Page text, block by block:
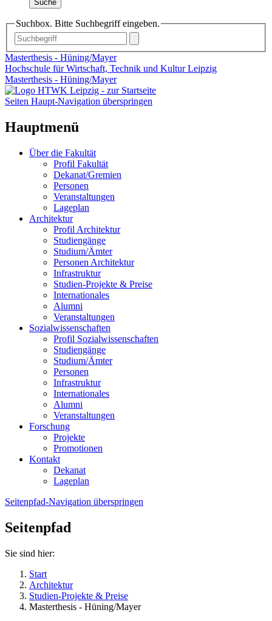
Suche
Suchbox. Bitte Suchbegriff eingeben.
Masterthesis - Hüning/Mayer
Hochschule für Wirtschaft, Technik und Kultur Leipzig
Masterthesis - Hüning/Mayer
Seiten Haupt-Navigation überspringen
Hauptmenü
Über die Fakultät
Profil Fakultät
Dekanat/Gremien
Personen
Veranstaltungen
Lageplan
Architektur
Profil Architektur
Studiengänge
Studium/Ämter
Personen Architektur
Infrastruktur
Studien-Projekte & Preise
Internationales
Alumni
Veranstaltungen
Sozialwissenschaften
Profil Sozialwissenschaften
Studiengänge
Studium/Ämter
Personen
Infrastruktur
Internationales
Alumni
Veranstaltungen
Forschung
Projekte
Promotionen
Kontakt
Dekanat
Lageplan
Seitenpfad-Navigation überspringen
Seitenpfad
Sie sind hier:
Start
Architektur
Studien-Projekte & Preise
Masterthesis - Hüning/Mayer